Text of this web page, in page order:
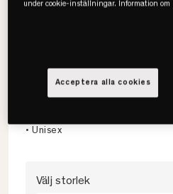
Duntofflor
• Unisex
Välj storlek
under cookie-inställningar. Information om
Acceptera alla cookies